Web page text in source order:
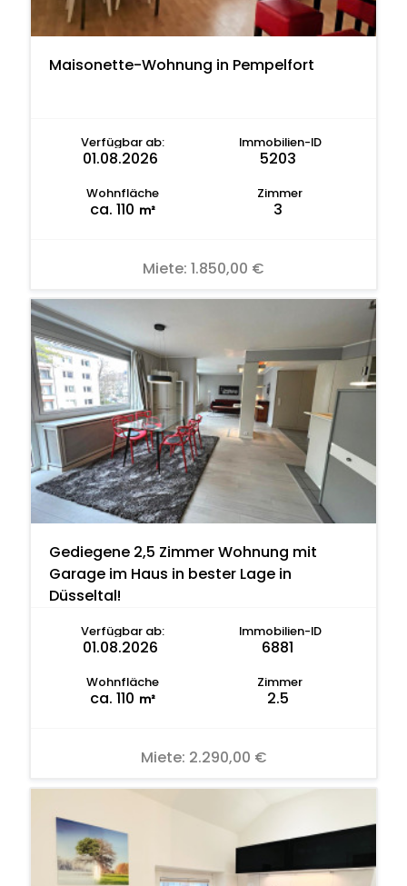
Maisonette-Wohnung in Pempelfort
Verfügbar ab:
01.08.2026
Immobilien-ID
5203
Wohnfläche
ca. 110 m²
Zimmer
3
Miete: 1.850,00 €
Gediegene 2,5 Zimmer Wohnung mit
Garage im Haus in bester Lage in
Düsseltal!
Verfügbar ab:
01.08.2026
Immobilien-ID
6881
Wohnfläche
ca. 110 m²
Zimmer
2.5
Miete: 2.290,00 €